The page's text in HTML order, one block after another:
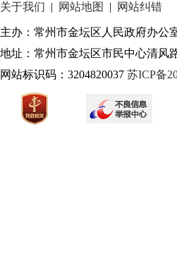
关于我们 | 网站地图 | 网站纠错
主办：常州市金坛区人民政府办公
地址：常州市金坛区市民中心清风
网站标识码：3204820037 苏ICP备